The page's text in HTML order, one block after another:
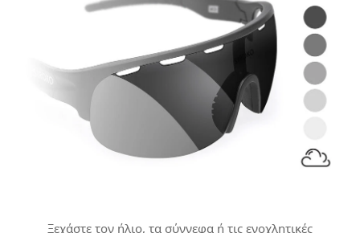
Ξεχάστε τον ήλιο, τα σύννεφα ή τις ενοχλητικές